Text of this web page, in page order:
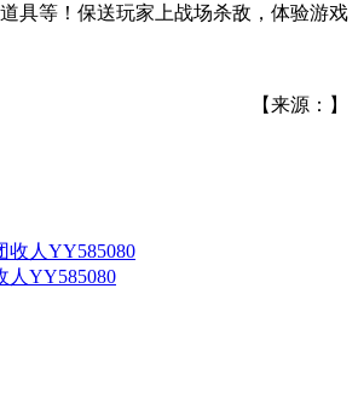
具等！保送玩家上战场杀敌，体验游戏
【来源：】
人YY585080